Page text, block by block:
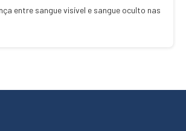
entre sangue visível e sangue oculto nas